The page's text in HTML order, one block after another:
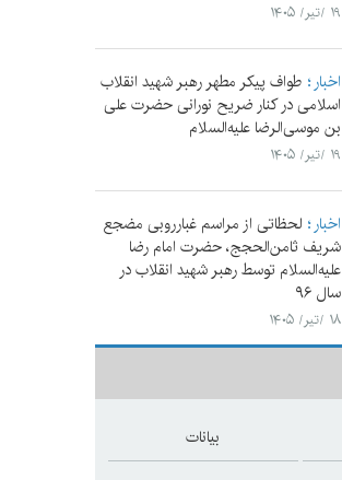
۱۹ /تیر/ ۱۴۰۵
اخبار طواف پیکر مطهر رهبر شهید انقلاب
اسلامی در کنار ضریح نورانی حضرت علی‌
بن موسی‌الرضا علیه‌السلام
۱۹ /تیر/ ۱۴۰۵
اخبار لحظاتی از مراسم غبارروبی مضجع
شریف ثامن‌الحجج، حضرت امام رضا
علیه‌السلام توسط رهبر شهید انقلاب در
سال ۹۶
۱۸ /تیر/ ۱۴۰۵
بیانات